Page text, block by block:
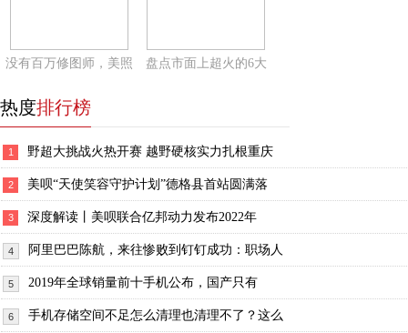
没有百万修图师，美照 盘点市面上超火的6大
热度排行榜
1 野超大挑战火热开赛 越野硬核实力扎根重庆
2 美呗“天使笑容守护计划”德格县首站圆满落
3 深度解读丨美呗联合亿邦动力发布2022年
4 阿里巴巴陈航，来往惨败到钉钉成功：职场人
5 2019年全球销量前十手机公布，国产只有
6 手机存储空间不足怎么清理也清理不了？这么